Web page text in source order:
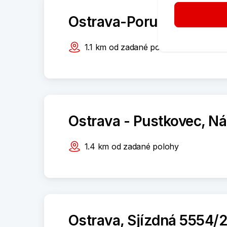
Ostrava-Poruba, U
1.1 km od zadané polohy
Ostrava - Pustkovec,
1.4 km od zadané polohy
Ostrava, Sjízdná 5554/